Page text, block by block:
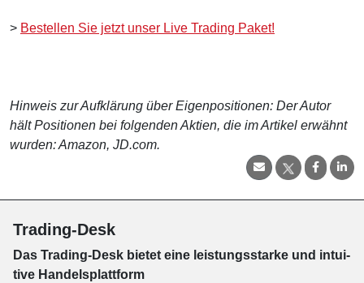
> Bestellen Sie jetzt unser Live Trading Paket!
Hinweis zur Aufklärung über Eigenpositionen: Der Autor
hält Positionen bei folgenden Aktien, die im Artikel erwähnt
wurden: Amazon, JD.com.
Trading-Desk
Das Trading-Desk bie­tet eine leis­tungs­star­ke und in­tui­
tive Han­dels­platt­form